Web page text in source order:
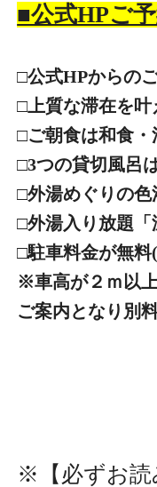
■公式HPご
□公式HPからの
□上質な滞在を叶
□ご朝食は和食
□3つの貸切風呂
□外湯めぐりの
□外湯入り放題「
□駐車料金が無
※車高が２ｍ以
ご案内となり別
※【必ずお読